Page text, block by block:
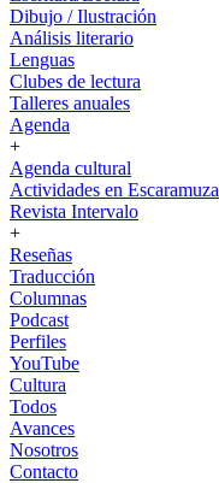
Dibujo / Ilustración
Análisis literario
Lenguas
Clubes de lectura
Talleres anuales
Agenda
+
Agenda cultural
Actividades en Escaramuza
Revista Intervalo
+
Reseñas
Traducción
Columnas
Podcast
Perfiles
YouTube
Cultura
Todos
Avances
Nosotros
Contacto